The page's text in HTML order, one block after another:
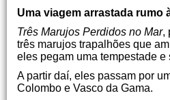
Uma viagem arrastada rumo
Três Marujos Perdidos no Mar,
três marujos trapalhões que
eles pegam uma tempestade
A partir daí, eles passam por
Colombo e Vasco da Gama.